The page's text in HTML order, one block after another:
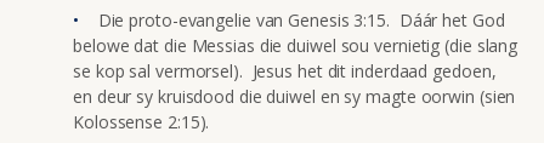
Die proto-evangelie van Genesis 3:15. Dáár het God
belowe dat die Messias die duiwel sou vernietig (die slang
se kop sal vermorsel). Jesus het dit inderdaad gedoen,
en deur sy kruisdood die duiwel en sy magte oorwin (sien
Kolossense 2:15).